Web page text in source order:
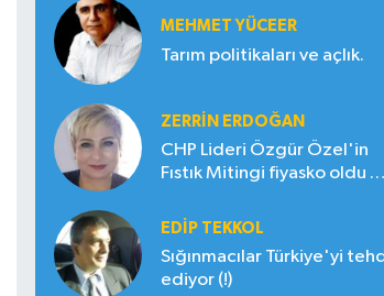
MEHMET YÜCEER
Tarım politikaları ve açlık.
ZERRIN ERDOĞAN
CHP Lideri Özgür Özel'in
Fıstık Mitingi fiyasko oldu .
EDIP TEKKOL
Sığınmacılar Türkiye'yi
ediyor (!)